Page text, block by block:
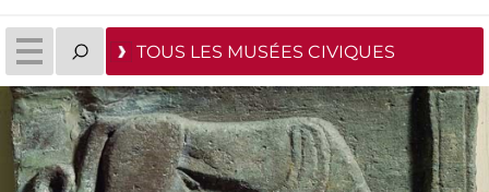
TOUS LES MUSÉES CIVIQUES